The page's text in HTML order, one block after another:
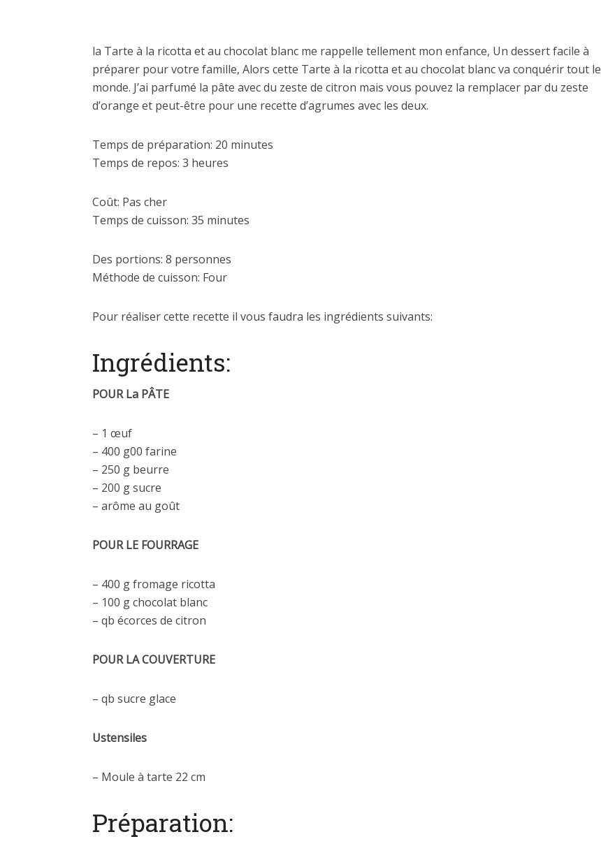
la Tarte à la ricotta et au chocolat blanc me rappelle tellement mon enfance, Un dessert facile à
préparer pour votre famille, Alors cette Tarte à la ricotta et au chocolat blanc va conquérir tout le
monde. J’ai parfumé la pâte avec du zeste de citron mais vous pouvez la remplacer par du zeste
d’orange et peut-être pour une recette d’agrumes avec les deux.
Temps de préparation: 20 minutes
Temps de repos: 3 heures
Coût: Pas cher
Temps de cuisson: 35 minutes
Des portions: 8 personnes
Méthode de cuisson: Four
Pour réaliser cette recette il vous faudra les ingrédients suivants:
Ingrédients:
POUR La PÂTE
– 1 œuf
– 400 g00 farine
– 250 g beurre
– 200 g sucre
– arôme au goût
POUR LE FOURRAGE
– 400 g fromage ricotta
– 100 g chocolat blanc
– qb écorces de citron
POUR LA COUVERTURE
– qb sucre glace
Ustensiles
– Moule à tarte 22 cm
Préparation: